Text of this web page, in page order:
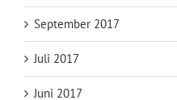
September 2017
Juli 2017
Juni 2017